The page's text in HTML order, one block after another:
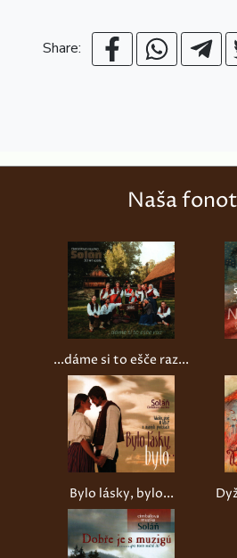
Share:
Naša
...dáme si to ešče raz...
Bylo lásky, bylo...